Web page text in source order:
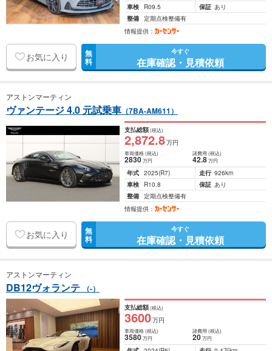
車検
R09.5 保証 あり
整備 定期点検整備有
情報提供：
お気に入り 無
料
今すぐ
在庫確認・見積依頼
アストンマーティン
ヴァンテージ 4.0 元試乗車 （7BA-AM611）
支払総額(税込)
2,872.8万円
車両価格(税込)
2830万円
諸費用 (税込)
42.8 万円
年式 2025(R7) 走行 926km
車検
R10.8 保証 あり
整備 定期点検整備有
情報提供：
お気に入り 無
料
今すぐ
在庫確認・見積依頼
アストンマーティン
DB12ヴォランテ （-）
支払総額(税込)
3600万円
車両価格(税込)
3580万円
諸費用 (税込)
20 万円